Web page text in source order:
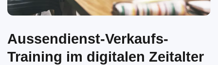
Aussendienst-Verkaufs-
Training im digitalen Zeitalter